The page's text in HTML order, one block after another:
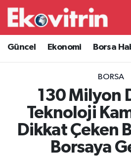
Güncel Ekonomi Borsa
BORSA
130 Milyon
Teknoloji
Dikkat Çeken
Borsaya
Güncel
Ekonomi
Borsa Haberleri
İş Dünyası
Lojistik
Hava Durumu
Trafik Durumu
Süper Lig Puan Durumu ve
Tüm Manşetler
Son Dakika Haberleri